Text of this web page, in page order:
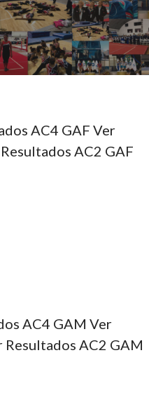
AC4 GAF Ver
AC2 GAF
AC4 GAM Ver
Resultados AC2 GAM